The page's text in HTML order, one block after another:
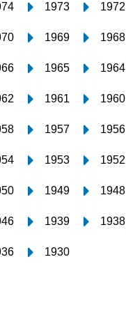
1973 1972
1969 1968
1965 1964
1961 1960
1957 1956
1953 1952
1949 1948
1939 1938
1930